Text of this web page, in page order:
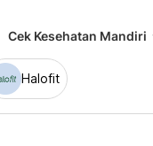
Cek Kesehatan Mandiri
Halofit